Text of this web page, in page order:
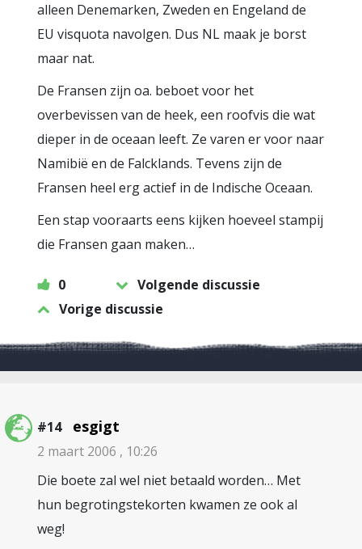
alleen Denemarken, Zweden en Engeland de
EU visquota navolgen. Dus NL maak je borst
maar nat.
De Fransen zijn oa. beboet voor het
overbevissen van de heek, een roofvis die wat
dieper in de oceaan leeft. Ze varen er voor naar
Namibië en de Falcklands. Tevens zijn de
Fransen heel erg actief in de Indische Oceaan.
Een stap vooraarts eens kijken hoeveel stampij
die Fransen gaan maken…
0
Volgende discussie
Vorige discussie
#14 esgigt
2 maart 2006 , 10:26
Die boete zal wel niet betaald worden… Met
hun begrotingstekorten kwamen ze ook al
weg!